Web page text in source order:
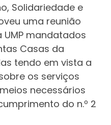
Solidariedade e
uma reunião
mandatados
Casas da
tendo em vista a
os serviços
necessários
do n.º 2